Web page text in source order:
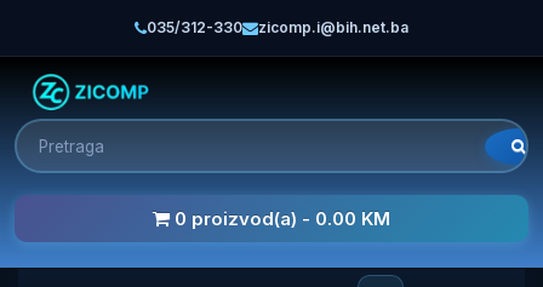
035/312-330 zicomp.i@bih.net.ba
0 proizvod(a) - 0.00 KM